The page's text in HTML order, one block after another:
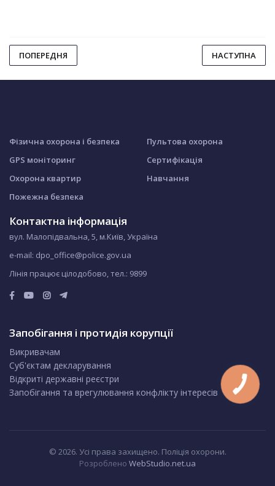
ПОПЕРЕДНЯ НАСТУПНА
Фізична охорона і безпека
GPS моніторинг
Охорона квартир
Пожежна безпека
Пультова охорона
Сертифікація
Навчання
Контактна інформація
вул. Малопідвальна, 5, м.Київ, Україна
e-mail: dpo_office@police.gov.ua
Лінія працює цілодобово, тел.: 9899
Запобігання і протидія корупції
Викривачам
Суб'єктам декларування
Відкриті державні реєстри
Запобігання та врегулювання конфлікту інтересів
© 2026. Усі права захищено. Поліція охорони.
Розроблено WebStudio.net.ua